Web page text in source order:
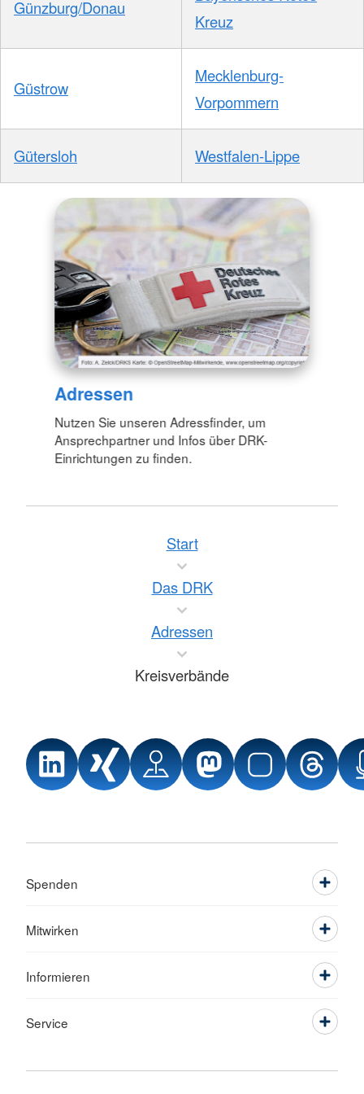
Günzburg/Donau
Kreuz
Güstrow
Mecklenburg-
Vorpommern
Gütersloh Westfalen-Lippe
Adressen
Nutzen Sie unseren Adressfinder, um
Ansprechpartner und Infos über DRK-
Einrichtungen zu finden.
Start
Das DRK
Adressen
Kreisverbände
Spenden
Mitwirken
Informieren
Service